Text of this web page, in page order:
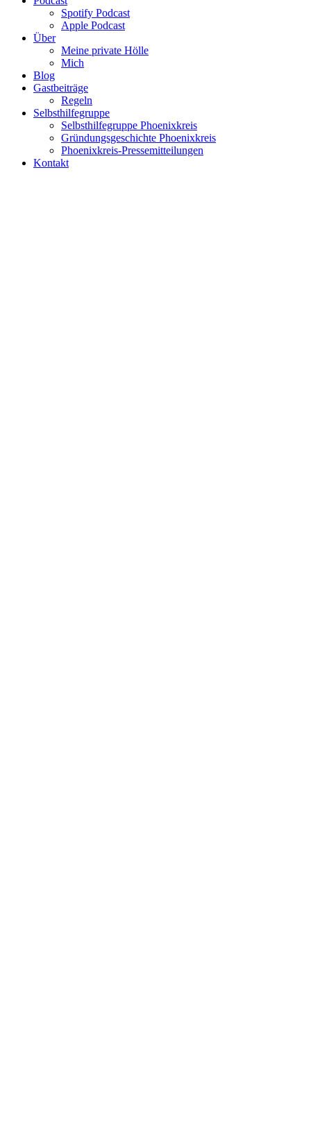
Spotify Podcast
Apple Podcast
Über
Meine private Hölle
Mich
Blog
Gastbeiträge
Regeln
Selbsthilfegruppe
Selbsthilfegruppe Phoenixkreis
Gründungsgeschichte Phoenixkreis
Phoenixkreis-Pressemitteilungen
Kontakt